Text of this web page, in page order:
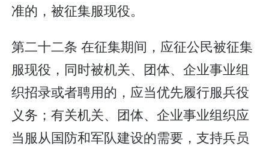
准的，被征集服现役。
第二十二条 在征集期间，应征公民被征集
服现役，同时被机关、团体、企业事业组
织招录或者聘用的，应当优先履行服兵役
义务；有关机关、团体、企业事业组织应
当服从国防和军队建设的需要，支持兵员